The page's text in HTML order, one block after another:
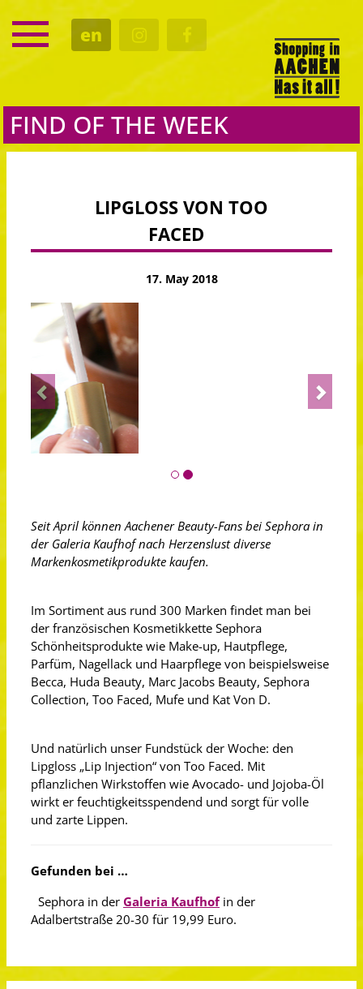
en
SERVICE
DATES
FIND OF THE WEEK
LIPGLOSS VON TOO
FACED
17. May 2018
Previous Next
Seit April können Aachener Beauty-Fans bei Sephora in
der Galeria Kaufhof nach Herzenslust diverse
Markenkosmetikprodukte kaufen.
Im Sortiment aus rund 300 Marken findet man bei
der französischen Kosmetikkette Sephora
Schönheitsprodukte wie Make-up, Hautpflege,
Parfüm, Nagellack und Haarpflege von beispielsweise
Becca, Huda Beauty, Marc Jacobs Beauty, Sephora
Collection, Too Faced, Mufe und Kat Von D.
Und natürlich unser Fundstück der Woche: den
Lipgloss „Lip Injection“ von Too Faced. Mit
pflanzlichen Wirkstoffen wie Avocado- und Jojoba-Öl
wirkt er feuchtigkeitsspendend und sorgt für volle
und zarte Lippen.
Gefunden bei …
Sephora in der Galeria Kaufhofin der
Adalbertstraße 20-30 für 19,99 Euro.